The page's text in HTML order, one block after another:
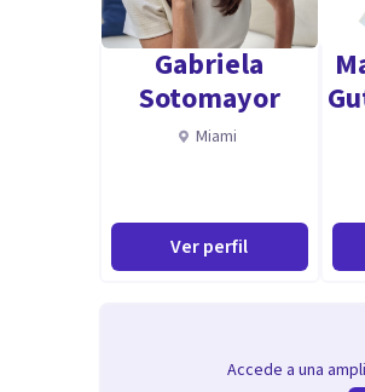
Gabriela
Sotomayor
Miami
Ver perfil
Accede a una